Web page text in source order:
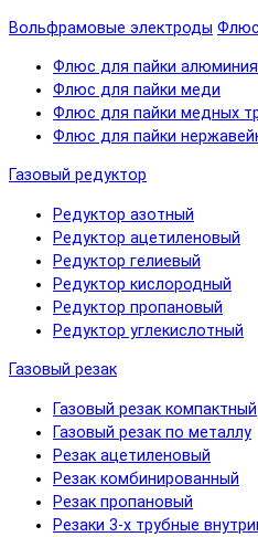
Вольфрамовые электроды Флюс
Флюс для пайки алюминия
Флюс для пайки меди
Флюс для пайки медных
Флюс для пайки
Газовый редуктор
Редуктор азотный
Редуктор ацетиленовый
Редуктор гелиевый
Редуктор кислородный
Редуктор пропановый
Редуктор углекислотный
Газовый резак
Газовый резак компактный
Газовый резак по металлу
Резак ацетиленовый
Резак комбинированный
Резак пропановый
Резаки 3-х трубные